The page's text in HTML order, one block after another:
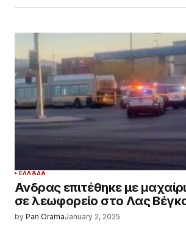
ΕΛΛΆΔΑ
Ανδρας επιτέθηκε με
σε λεωφορείο στο Λας
by Pan OramaJanuary 2, 2025